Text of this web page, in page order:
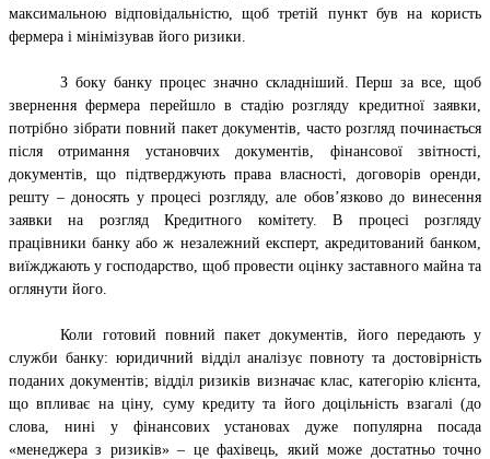
максимальною відповідальністю, щоб третій пункт був на користь
фермера і мінімізував його ризики.
З боку банку процес значно складніший. Перш за все, щоб
звернення фермера перейшло в стадію розгляду кредитної заявки,
потрібно зібрати повний пакет документів, часто розгляд починається
після отримання установчих документів, фінансової звітності,
документів, що підтверджують права власності, договорів оренди,
решту – доносять у процесі розгляду, але обов’язково до винесення
заявки на розгляд Кредитного комітету. В процесі розгляду
працівники банку або ж незалежний експерт, акредитований банком,
виїжджають у господарство, щоб провести оцінку заставного майна та
оглянути його.
Коли готовий повний пакет документів, його передають у
служби банку: юридичний відділ аналізує повноту та достовірність
поданих документів; відділ ризиків визначає клас, категорію клієнта,
що впливає на ціну, суму кредиту та його доцільність взагалі (до
слова, нині у фінансових установах дуже популярна посада
«менеджера з ризиків» – це фахівець, який може достатньо точно